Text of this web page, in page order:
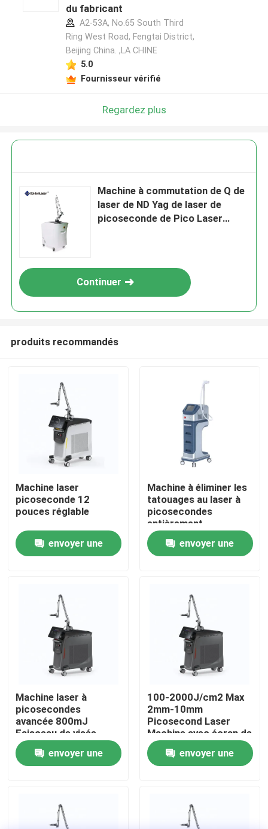
Maison
Produits
Vidéos
VR Show
Au sujet de nous
Visite d'usine
Contrôle de qualité
Contactez-nous
Demandez une citation
du fabricant
A2-53A, No.65 South Third
Ring West Road, Fengtai District,
Beijing China. ,LA CHINE
5.0
Fournisseur vérifié
Regardez plus
Machine à commutation de Q de
laser de ND Yag de laser de
picoseconde de Pico Laser
Continuer
produits recommandés
Machine laser
picoseconde 12
pouces réglable
envoyer une
Machine à éliminer les
tatouages au laser à
picosecondes
entièrement
personnalisable
envoyer une
Machine laser à
picosecondes
avancée 800mJ
Faisceau de visée
réglable à densité
d'énergieenvoyer une
100-2000J/cm2 Max
2mm-10mm
Picosecond Laser
Machine avec écran de
12 pouces
envoyer une